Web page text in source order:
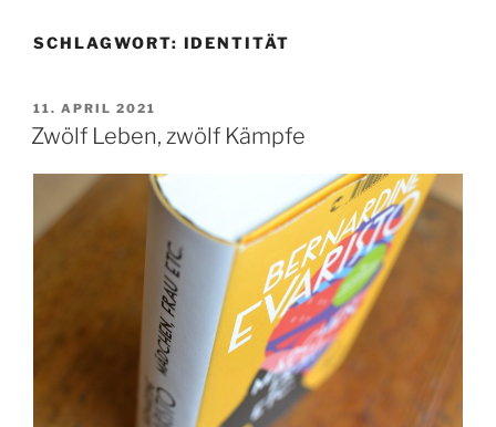
SCHLAGWORT: IDENTITÄT
VERÖFFENTLICHT
AM
11. APRIL 2021
Zwölf Leben, zwölf Kämpfe